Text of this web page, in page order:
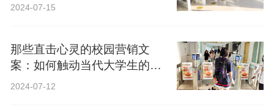
2024-07-15
那些直击心灵的校园营销文
案：如何触动当代大学生的心
弦？
2024-07-12